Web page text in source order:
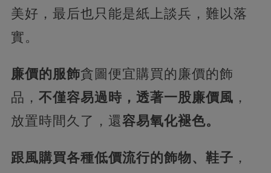
美好，最后也只能是紙上談兵，難以落
實。
廉價的服飾貪圖便宜購買的廉價的飾
品， 不僅容易過時，透著一股廉價風 ，
放置時間久了，還容易氧化褪色。
跟風購買各種低價流行的飾物、鞋子 ，